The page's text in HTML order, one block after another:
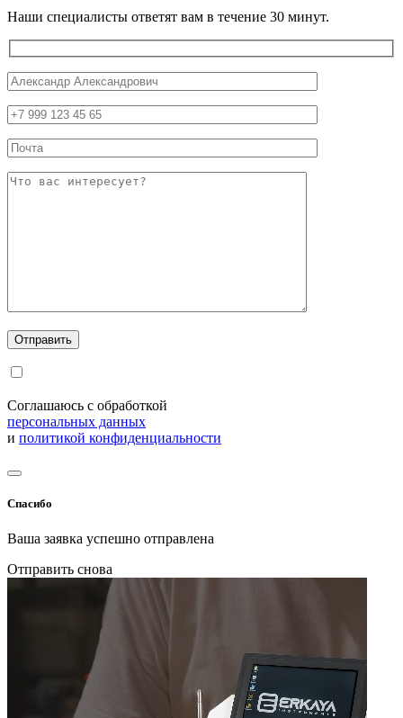
Наши специалисты ответят вам в течение 30 минут.
Соглашаюсь с обработкой
персональных данных
и политикой конфиденциальности
Спасибо
Ваша заявка успешно отправлена
Отправить снова